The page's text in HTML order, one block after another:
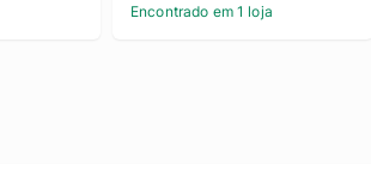
Encontrado em 1 loja